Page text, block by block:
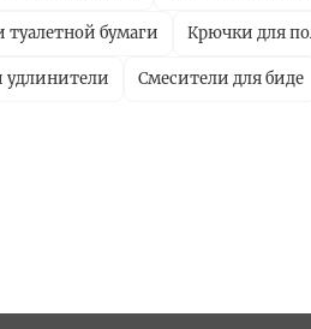
туалетной бумаги Крючки для
удлинители Смесители для биде